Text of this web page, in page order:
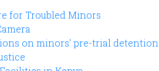
for Troubled Minors
on minors' pre-trial detention